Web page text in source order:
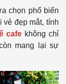
chọn phổ biến
đẹp mắt, tính
cafe không chỉ
mang lại sự